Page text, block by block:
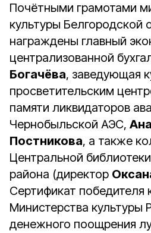
Почётными грамотами
культуры Белгородской
награждены главный
централизованной
Богачёва, заведующая
просветительским
памяти ликвидаторов
Чернобыльской АЭС,
Постникова, а также
Центральной
района (директор
Сертификат победителя
Министерства культуры
денежного поощрения